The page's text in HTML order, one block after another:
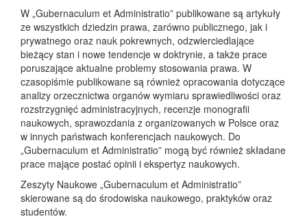
W „Gubernaculum et Administratio” publikowane są artykuły
ze wszystkich dziedzin prawa, zarówno publicznego, jak i
prywatnego oraz nauk pokrewnych, odzwierciedlające
bieżący stan i nowe tendencje w doktrynie, a także prace
poruszające aktualne problemy stosowania prawa. W
czasopiśmie publikowane są również opracowania dotyczące
analizy orzecznictwa organów wymiaru sprawiedliwości oraz
rozstrzygnięć administracyjnych, recenzje monografii
naukowych, sprawozdania z organizowanych w Polsce oraz
w innych państwach konferencjach naukowych. Do
„Gubernaculum et Administratio” mogą być również składane
prace mające postać opinii i ekspertyz naukowych.
Zeszyty Naukowe „Gubernaculum et Administratio”
skierowane są do środowiska naukowego, praktyków oraz
studentów.